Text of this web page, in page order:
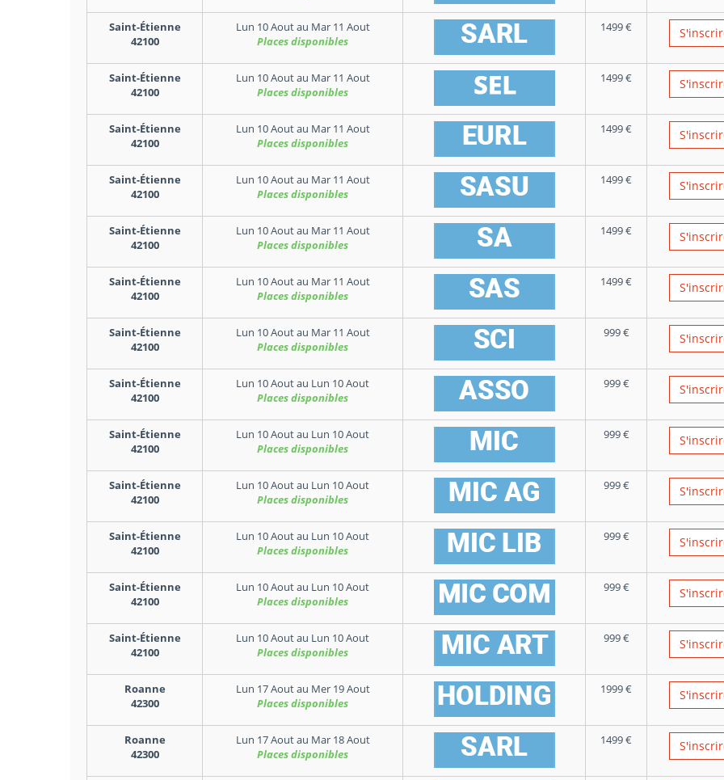
Saint-Étienne
42100
Lun 10 Aoutau Mar 11 Aout
Places disponibles
1499€
Saint-Étienne
42100
Lun 10 Aoutau Mar 11 Aout
Places disponibles
1499€
Saint-Étienne
42100
Lun 10 Aoutau Mar 11 Aout
Places disponibles
1499€
Saint-Étienne
42100
Lun 10 Aoutau Mar 11 Aout
Places disponibles
1499€
Saint-Étienne
42100
Lun 10 Aoutau Mar 11 Aout
Places disponibles
1499€
Saint-Étienne
42100
Lun 10 Aoutau Mar 11 Aout
Places disponibles
1499€
Saint-Étienne
42100
Lun 10 Aoutau Mar 11 Aout
Places disponibles
999€
Saint-Étienne
42100
Lun 10 Aoutau Lun 10 Aout
Places disponibles
999€
Saint-Étienne
42100
Lun 10 Aoutau Lun 10 Aout
Places disponibles
999€
Saint-Étienne
42100
Lun 10 Aoutau Lun 10 Aout
Places disponibles
999€
Saint-Étienne
42100
Lun 10 Aoutau Lun 10 Aout
Places disponibles
999€
Saint-Étienne
42100
Lun 10 Aoutau Lun 10 Aout
Places disponibles
999€
Saint-Étienne
42100
Lun 10 Aoutau Lun 10 Aout
Places disponibles
999€
Roanne
42300
Lun 17 Aoutau Mer 19 Aout
Places disponibles
1999€
Roanne
42300
Lun 17 Aoutau Mar 18 Aout
Places disponibles
1499€